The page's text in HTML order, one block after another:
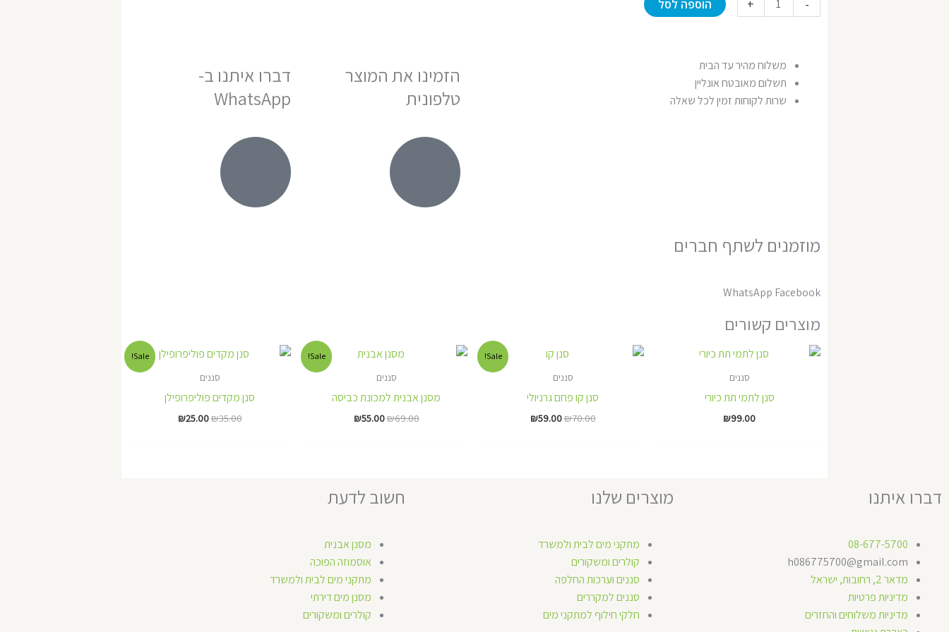
₪65.00.
₪55.00.
-
של
+ הוספה לסל
משלוח מהיר עד הבית
תשלום מאובטח אונליין
שרות לקוחות זמין לכל שאלה
הזמינו את המוצר
טלפונית
דברו איתנו ב-
WhatsApp
מוזמנים לשתף חברים
Facebook
WhatsApp
מוצרים קשורים
סננים
סנן לתמי תת כיורי
₪99.00
Sale!
סננים
סנן קו פחם גרניולי
₪70.00
המחיר
המקורי
היה:
₪59.00
המחיר
הנוכחי
Sale!
סננים
מסנן אבנית למכונת כביסה
₪69.00
המחיר
המקורי
היה:
₪55.00
המחיר
הנוכחי
Sale!
סננים
סנן מקדים פוליפרופילן
₪35.00
המחיר
היה:
₪25.00
המחיר
הנוכחי
דברו איתנו
08-677-5700
h086775700@gmail.com
מדאר 2, רחובות, ישראל
מדיניות פרטיות
מדיניות משלוחים והחזרים
מוצרים שלנו
מתקני מים לבית ולמשרד
קולרים ומשקורים
סננים וערכות החלפה
סננים למקררים
חלקי חילוף למתקני מים
חשוב לדעת
מסנן אבנית
אוסמוזה הפוכה
מתקני מים לבית ולמשרד
מסנן מים דירתי
קולרים ומשקורים